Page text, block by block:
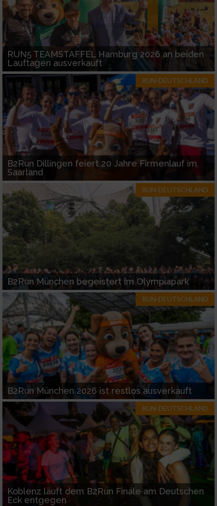
RUN5 TEAMSTAFFEL Hamburg 2026 an beiden
Lauftagen ausverkauft
RUN-DEUTSCHLAND
B2Run Dillingen feiert 20 Jahre Firmenlauf im
Saarland
RUN-DEUTSCHLAND
B2Run München begeistert im Olympiapark
RUN-DEUTSCHLAND
B2Run München 2026 ist restlos ausverkauft
RUN-DEUTSCHLAND
Koblenz läuft dem B2Run Finale am Deutschen
Eck entgegen
IAB-Besonderheiten:
Verwendung genauer Standortdaten
Geräte anhand von aktiv angeforderten
Informationen identifizieren
Nicht-IAB-Verarbeitungszwecke:
Notwendig
Performance
Funktional
Werbung